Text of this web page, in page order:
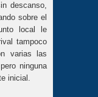
descanso,
sobre el
local le
tampoco
varias las
ninguna
inicial.